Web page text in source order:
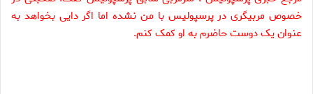
خصوص مربیگری در پرسپولیس با من نشده اما اگر دایی بخواهد به
عنوان یک دوست حاضرم به او کمک کنم.